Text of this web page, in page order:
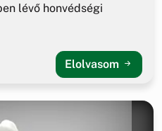
lévő honvédségi
Elolvasom